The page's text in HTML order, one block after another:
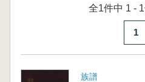
全1件中 1 -
1
族譜